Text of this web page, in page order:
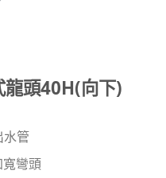
龍頭40H(向下)
水管
彎頭